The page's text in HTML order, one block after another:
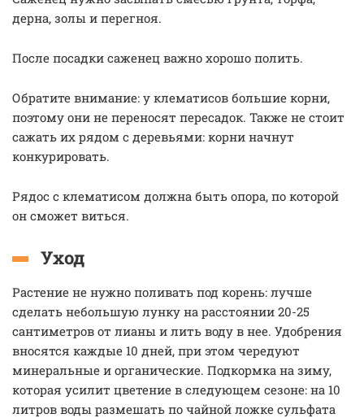
дерна, золы и перегноя.
После посадки саженец важно хорошо полить.
Обратите внимание: у клематисов большие корни,
поэтому они не переносят пересадок. Также не стоит
сажать их рядом с деревьями: корни начнут
конкурировать.
Рядос с клематисом должна быть опора, по которой
он сможет виться.
Уход
Растение не нужно поливать под корень: лучше
сделать небольшую лунку на расстоянии 20-25
сантиметров от лианы и лить воду в нее. Удобрения
вносятся каждые 10 дней, при этом чередуют
минеральные и органические. Подкормка на зиму,
которая усилит цветение в следующем сезоне: на 10
литров воды размешать по чайной ложке сульфата